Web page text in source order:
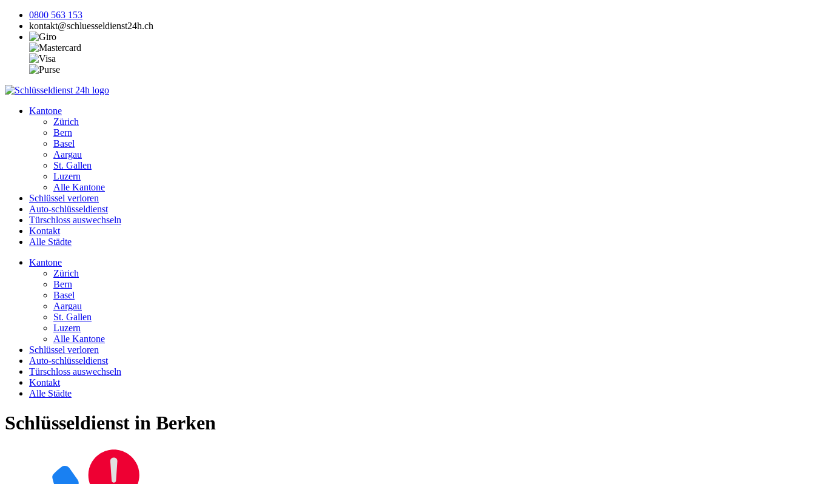
0800 563 153
kontakt@schluesseldienst24h.ch
Kantone
Zürich
Bern
Basel
Aargau
St. Gallen
Luzern
Alle Kantone
Schlüssel verloren
Auto-schlüsseldienst
Türschloss auswechseln
Kontakt
Alle Städte
Kantone
Zürich
Bern
Basel
Aargau
St. Gallen
Luzern
Alle Kantone
Schlüssel verloren
Auto-schlüsseldienst
Türschloss auswechseln
Kontakt
Alle Städte
Schlüsseldienst in Berken